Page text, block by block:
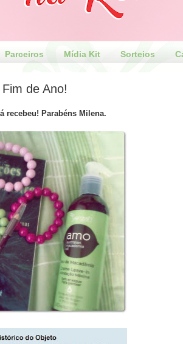
Parceiros Mídia Kit Sorteios
de Ano!
recebeu! Parabéns Milena.